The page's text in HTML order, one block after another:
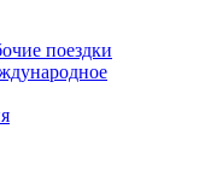
поездки